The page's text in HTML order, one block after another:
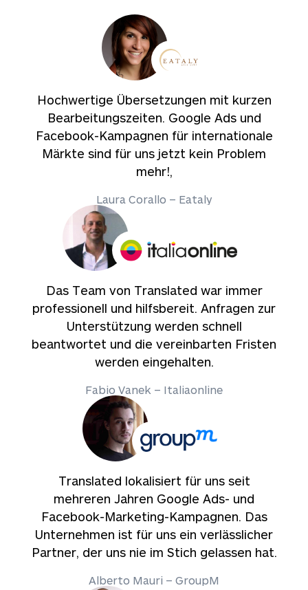
Hochwertige Übersetzungen mit kurzen
Bearbeitungszeiten. Google Ads und
Facebook-Kampagnen für internationale
Märkte sind für uns jetzt kein Problem
mehr!,
Laura Corallo – Eataly
Das Team von Translated war immer
professionell und hilfsbereit. Anfragen zur
Unterstützung werden schnell
beantwortet und die vereinbarten Fristen
werden eingehalten.
Fabio Vanek – Italiaonline
Translated lokalisiert für uns seit
mehreren Jahren Google Ads- und
Facebook-Marketing-Kampagnen. Das
Unternehmen ist für uns ein verlässlicher
Partner, der uns nie im Stich gelassen hat.
Alberto Mauri – GroupM